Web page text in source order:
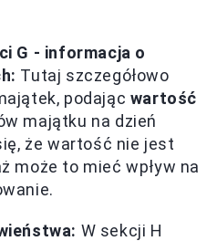
G - informacja o
Tutaj szczegółowo
podając wartość
majątku na dzień
że wartość nie jest
może to mieć wpływ na
W sekcji H